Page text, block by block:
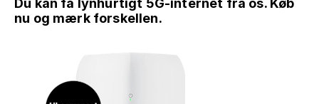
Du kan få lynhurtigt 5G-internet fra os. Køb
nu og mærk forskellen.